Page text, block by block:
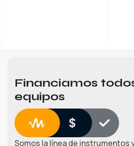
Financiamos
equipos
Somos la línea de instrumentos